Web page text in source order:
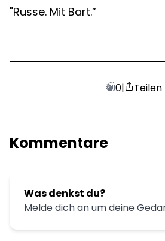
"Russe. Mit Bart.”
0| Teilen
Kommentare
Was denkst du?
Melde dich anum deine